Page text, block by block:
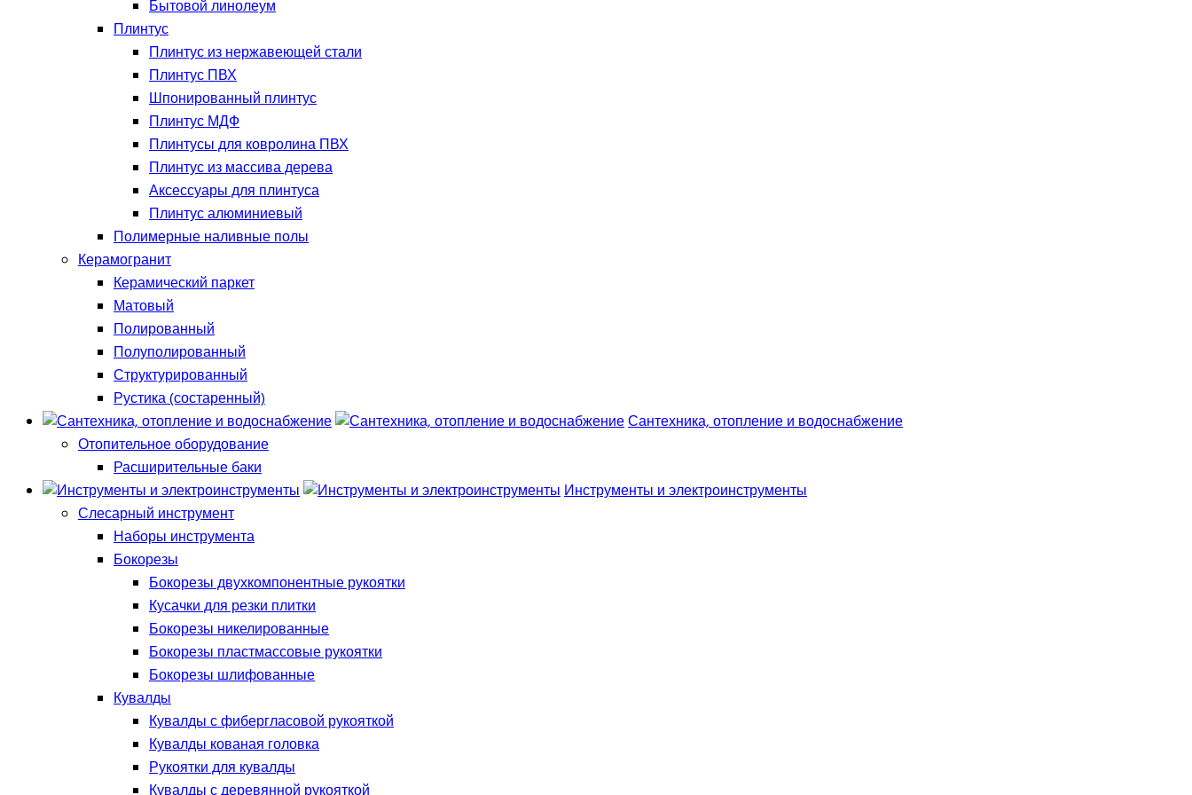
Бытовой линолеум
Плинтус
Плинтус из нержавеющей стали
Плинтус ПВХ
Шпонированный плинтус
Плинтус МДФ
Плинтусы для ковролина ПВХ
Плинтус из массива дерева
Аксессуары для плинтуса
Плинтус алюминиевый
Полимерные наливные полы
Керамогранит
Керамический паркет
Матовый
Полированный
Полуполированный
Структурированный
Рустика (состаренный)
Сантехника, отопление и водоснабжение
Отопительное оборудование
Расширительные баки
Инструменты и электроинструменты
Слесарный инструмент
Наборы инструмента
Бокорезы
Бокорезы двухкомпонентные рукоятки
Кусачки для резки плитки
Бокорезы никелированные
Бокорезы пластмассовые рукоятки
Бокорезы шлифованные
Кувалды
Кувалды с фибергласовой рукояткой
Кувалды кованая головка
Рукоятки для кувалды